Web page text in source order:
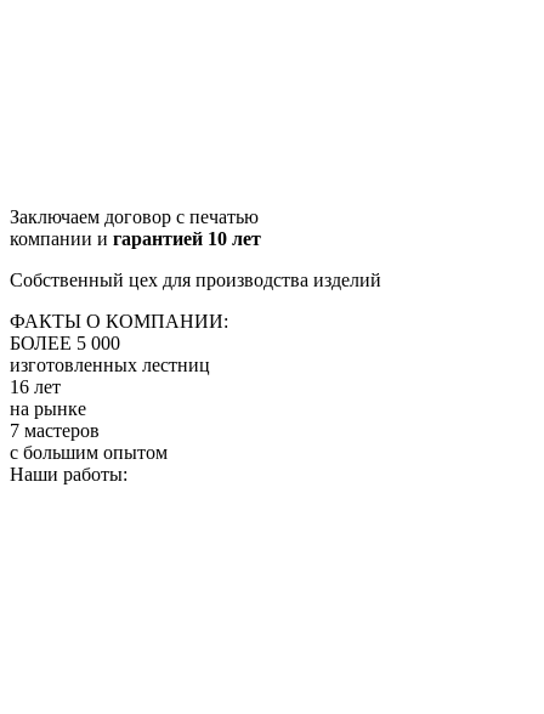
Заключаем договор с печатью
компании и гарантией 10 лет
Собственный цех для производства изделий
ФАКТЫ О КОМПАНИИ:
БОЛЕЕ 5 000
изготовленных лестниц
16 лет
на рынке
7 мастеров
с большим опытом
Наши работы: